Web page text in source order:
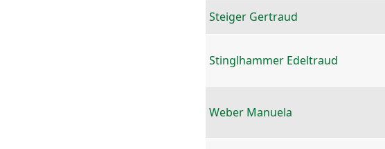
Steiger Gertraud
Stinglhammer Edeltraud
Weber Manuela